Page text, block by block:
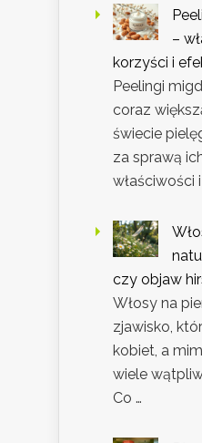
–
korzyści i
Peelingi
coraz
świecie
za sprawą
właściwości
czy objaw
Włosy na
zjawisko,
kobiet, a
wiele
Co …